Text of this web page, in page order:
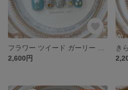
2,600円